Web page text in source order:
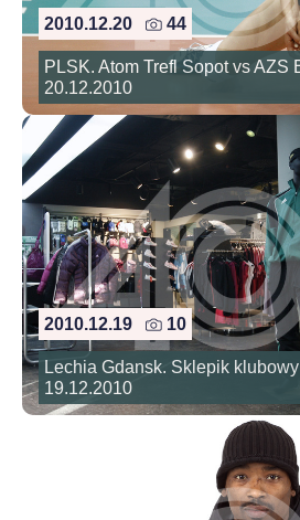
2010.12.20 44
PLSK. Atom Trefl Sopot vs AZS
20.12.2010
2010.12.19 10
Lechia Gdansk. Sklepik
19.12.2010